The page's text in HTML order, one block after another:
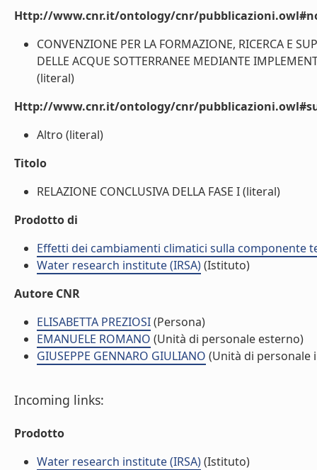
Http://www.cnr.it/ontology/cnr/
CONVENZIONE PER LA FORMAZIONE, RICERCA E
DELLE ACQUE SOTTERRANEE MEDIANTE
(literal)
Http://www.cnr.it/ontology/cnr/
Altro (literal)
Titolo
RELAZIONE CONCLUSIVA DELLA FASE I (literal)
Prodotto di
Effetti dei cambiamenti climatici sulla componente
Water research institute (IRSA)(Istituto)
Autore CNR
ELISABETTA PREZIOSI(Persona)
EMANUELE ROMANO (Unità di personale esterno)
GIUSEPPE GENNARO GIULIANO (Unità di personale
Incoming links:
Prodotto
Water research institute (IRSA)(Istituto)